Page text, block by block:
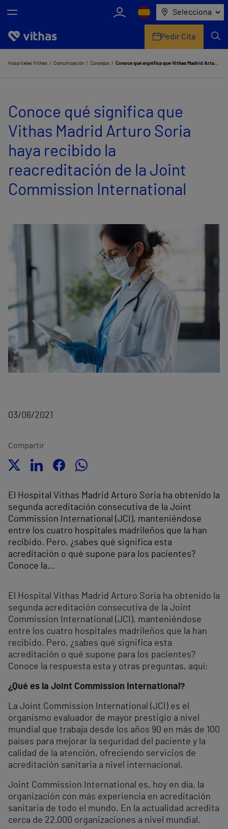
Selecciona
Nosotros
Servicios de salud
Equipo médico y asistencial
Información útil
Comunicación
Pedir Cita
Hospitales Vithas Comunicación Consejos Conoce qué significa que Vithas Madrid Arturo Soria haya recibido la reacreditación de la Joint Commission International
Conoce qué significa que
Vithas Madrid Arturo Soria
haya recibido la
reacreditación de la Joint
Commission International
03/06/2021
Compartir
El Hospital Vithas Madrid Arturo Soria ha obtenido la
segunda acreditación consecutiva de la Joint
Commission International (JCI), manteniéndose
entre los cuatro hospitales madrileños que la han
recibido. Pero, ¿sabes qué significa esta
acreditación o qué supone para los pacientes?
Conoce la...
El Hospital Vithas Madrid Arturo Soria ha obtenido la
segunda acreditación consecutiva de la Joint
Commission International (JCI), manteniéndose
entre los cuatro hospitales madrileños que la han
recibido. Pero, ¿sabes qué significa esta
acreditación o qué supone para los pacientes?
Conoce la respuesta esta y otras preguntas, aquí:
¿Qué es la Joint Commission International?
La Joint Commission International (JCI) es el
organismo evaluador de mayor prestigio a nivel
mundial que trabaja desde los años 90 en más de 100
países para mejorar la seguridad del paciente y la
calidad de la atención, ofreciendo servicios de
acreditación sanitaria a nivel internacional.
Joint Commission International es, hoy en día, la
organización con más experiencia en acreditación
sanitaria de todo el mundo. En la actualidad acredita
cerca de 22.000 organizaciones a nivel mundial.